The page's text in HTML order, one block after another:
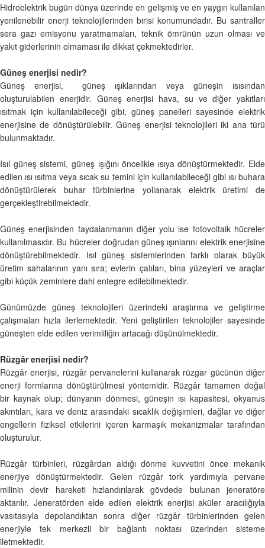
Hidroelektrik bugün dünya üzerinde en gelişmiş ve en yaygın kullanılan
yenilenebilir enerji teknolojilerinden birisi konumundadır. Bu santraller
sera gazı emisyonu yaratmamaları, teknik ömrünün uzun olması ve
yakıt giderlerinin olmaması ile dikkat çekmektedirler.
Güneş enerjisi nedir?
Güneş enerjisi, güneş ışıklarından veya güneşin ısısından
oluşturulabilen enerjidir. Güneş enerjisi hava, su ve diğer yakıtları
ısıtmak için kullanılabileceği gibi, güneş panelleri sayesinde elektrik
enerjisine de dönüştürülebilir. Güneş enerjisi teknolojileri iki ana türü
bulunmaktadır.
Isıl güneş sistemi, güneş ışığını öncelikle ısıya dönüştürmektedir. Elde
edilen ısı ısıtma veya sıcak su temini için kullanılabileceği gibi ısı buhara
dönüştürülerek buhar türbinlerine yollanarak elektrik üretimi de
gerçekleştirebilmektedir.
Güneş enerjisinden faydalanmanın diğer yolu ise fotovoltaik hücreler
kullanılmasıdır. Bu hücreler doğrudan güneş ışınlarını elektrik enerjisine
dönüştürebilmektedir. Isıl güneş sistemlerinden farklı olarak büyük
üretim sahalarının yanı sıra; evlerin çatıları, bina yüzeyleri ve araçlar
gibi küçük zeminlere dahi entegre edilebilmektedir.
Günümüzde güneş teknolojileri üzerindeki araştırma ve geliştirme
çalışmaları hızla ilerlemektedir. Yeni geliştirilen teknolojiler sayesinde
güneşten elde edilen verimliliğin artacağı düşünülmektedir.
Rüzgâr enerjisi nedir?
Rüzgâr enerjisi, rüzgâr pervanelerini kullanarak rüzgar gücünün diğer
enerji formlarına dönüştürülmesi yöntemidir. Rüzgâr tamamen doğal
bir kaynak olup; dünyanın dönmesi, güneşin ısı kapasitesi, okyanus
akıntıları, kara ve deniz arasındaki sıcaklık değişimleri, dağlar ve diğer
engellerin fiziksel etkilerini içeren karmaşık mekanizmalar tarafından
oluşturulur.
Rüzgâr türbinleri, rüzgârdan aldığı dönme kuvvetini önce mekanik
enerjiye dönüştürmektedir. Gelen rüzgâr tork yardımıyla pervane
milinin devir hareketi hızlandırılarak gövdede bulunan jeneratöre
aktarılır. Jeneratörden elde edilen elektrik enerjisi aküler aracılığıyla
vasıtasıyla depolandıktan sonra diğer rüzgâr türbinlerinden gelen
enerjiyle tek merkezli bir bağlantı noktası üzerinden sisteme
iletmektedir.